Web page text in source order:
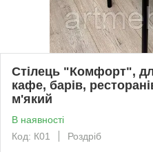
Стілець "Комфорт",
кафе, барів,
м'який
В наявності
Код: К01
Роздріб